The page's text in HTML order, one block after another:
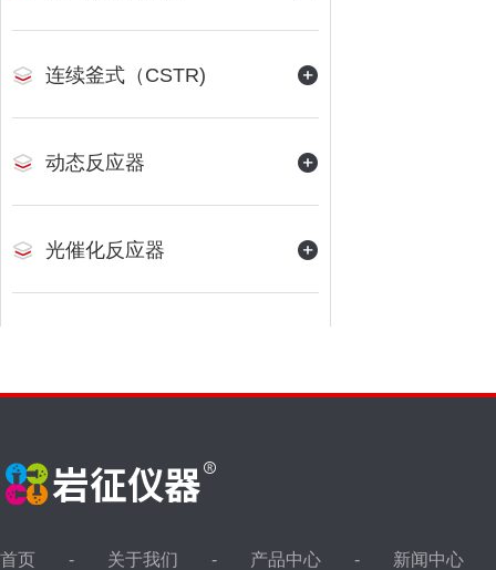
连续釜式（CSTR)
动态反应器
光催化反应器
首页 关于我们 产品中心 新闻中心